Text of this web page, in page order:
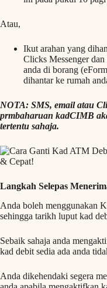
Atau,
Ikut arahan yang
Clicks Messenger
anda di borang
dihantar ke rumah
NOTA: SMS, email atau
prmbaharuan kadCIMB
tertentu sahaja.
Langkah Selepas
Anda boleh menggunakan
sehingga tarikh luput kad
Sebaik sahaja anda
kad debit sedia ada anda
Anda dikehendaki segera